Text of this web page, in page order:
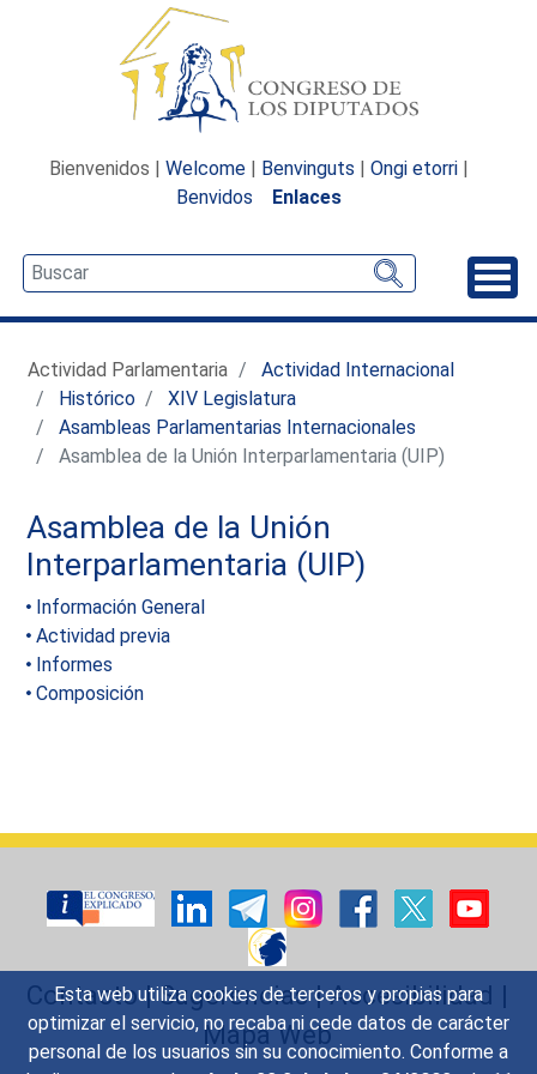
Esta web utiliza cookies de terceros y propias para
optimizar el servicio, no recaba ni cede datos de carácter
personal de los usuarios sin su conocimiento. Conforme a
Bienvenidos | Welcome | Benvinguts | Ongi etorri |
Benvidos
Enlaces
Actividad Parlamentaria
Actividad Internacional
Histórico
XIV Legislatura
Asambleas Parlamentarias Internacionales
Asamblea de la Unión Interparlamentaria (UIP)
Asamblea de la Unión
Interparlamentaria (UIP)
Información General
Actividad previa
Informes
Composición
Contacto|Sugerencias|Accesibilidad |
Mapa Web